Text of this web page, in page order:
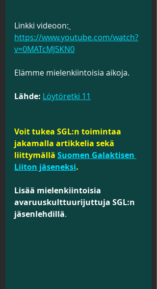
Linkki videoon:
https://www.youtube.com/watch?
v=0MATcMJ5KN0
Elämme mielenkiintoisia aikoja.
Lähde: Löytöretki 11
Voit tukea SGL:n toimintaa
jakamalla artikkelia sekä
liittymällä Suomen Galaktisen
Liiton jäseneksi.
Lisää mielenkiintoisia
avaruuskulttuurijuttuja SGL:n
jäsenlehdillä.